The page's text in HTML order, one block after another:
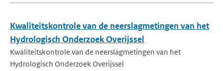
Kwaliteitskontrole van de neerslagmetingen van het
Hydrologisch Onderzoek Overijssel
Kwaliteitskontrole van de neerslagmetingen van het
Hydrologisch Onderzoek Overijssel